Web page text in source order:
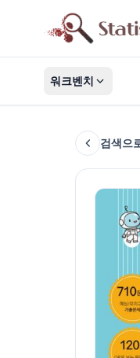
워크벤치
검색으